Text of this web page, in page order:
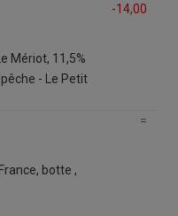
2018, on voit que la
Mikaël Delmas,
avec Les Marchés. «
environnementales
part des opérateurs
de mieux anticiper
des outils pour s’en
Mériot, 11,5%
- Le Petit
-14,00
botte ,
=